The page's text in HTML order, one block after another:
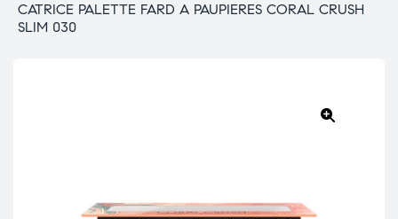
CATRICE PALETTE FARD A PAUPIERES CORAL CRUSH
SLIM 030